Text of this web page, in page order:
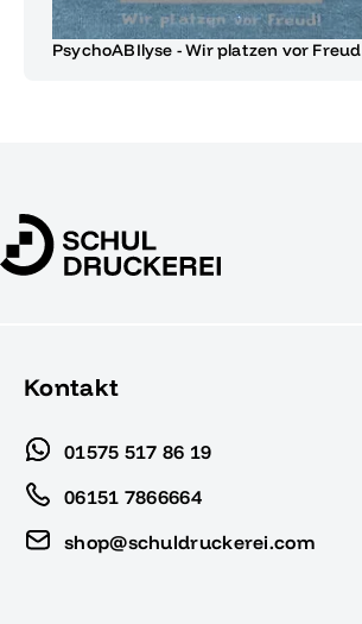
PsychoABIlyse - Wir platzen vor Freud
Kontakt
01575 517 86 19
06151 7866664
shop@schuldruckerei.com